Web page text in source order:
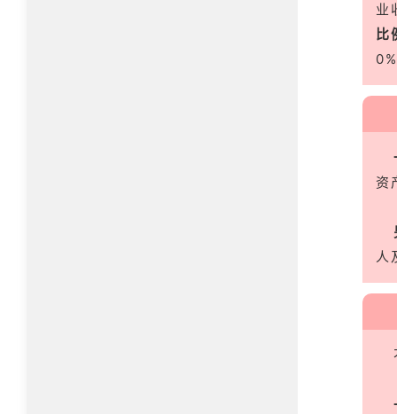
业
比
资
人